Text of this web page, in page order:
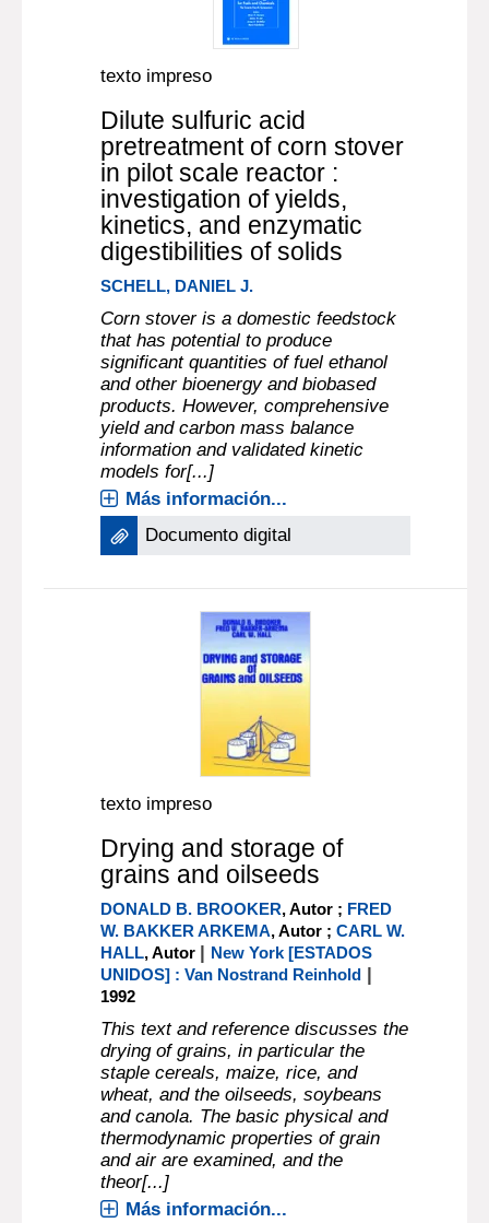
texto impreso
Dilute sulfuric acid
pretreatment of corn stover
in pilot scale reactor :
investigation of yields,
kinetics, and enzymatic
digestibilities of solids
SCHELL, DANIEL J.
Corn stover is a domestic feedstock
that has potential to produce
significant quantities of fuel ethanol
and other bioenergy and biobased
products. However, comprehensive
yield and carbon mass balance
information and validated kinetic
models for[...]
Más información...
Documento digital
texto impreso
Drying and storage of
grains and oilseeds
DONALD B. BROOKER, Autor ; FRED
W. BAKKER ARKEMA, Autor ;CARL W.
HALL, Autor | New York [ESTADOS
UNIDOS] : Van Nostrand Reinhold |
1992
This text and reference discusses the
drying of grains, in particular the
staple cereals, maize, rice, and
wheat, and the oilseeds, soybeans
and canola. The basic physical and
thermodynamic properties of grain
and air are examined, and the
theor[...]
Más información...